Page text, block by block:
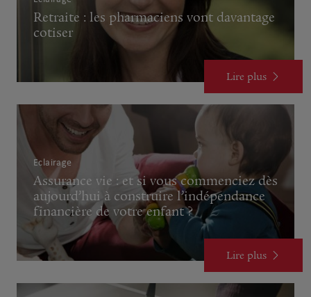
Retraite : les pharmaciens vont davantage
cotiser
Lire plus
Eclairage
Assurance vie : et si vous commenciez dès
aujourd’hui à construire l’indépendance
financière de votre enfant ?
Lire plus